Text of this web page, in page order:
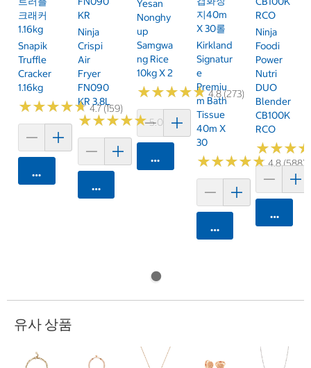
크래커
1.16kg
Snapik
Truffle
Cracker
1.16kg
★★★★★
★★★★★4.7 (159)
카트에 담기
KR
Ninja
Crispi
Air
Fryer
FN090
KR 3.8L
★★★★★
★★★★★5.0 (6)
카트에 담기
Yesan
Nonghy
Up
Samgwa
Ng Rice
10kg X 2
★★★★★
★★★★★4.8 (273)
카트에 담기
지40m
X 30롤
Kirkland
Signatur
E
Premiu
M Bath
Tissue
40m X
30
★★★★★
★★★★★4.8 (588)
카트에 담기
RCO
Ninja
Foodi
Power
Nutri
DUO
Blender
CB100K
RCO
★★★
★★★
카트에
유사 상품